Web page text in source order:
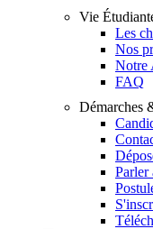
Vie
Les
Nos
Notre
FAQ
Démarches
Parler